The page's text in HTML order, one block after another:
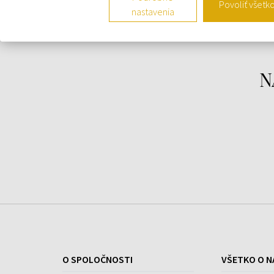
hruška, list čiernych ríbezlí, pivónia
pralinka, tonka bean, jazmín
Základ:pižmo, santalové drevo, vanilka, jantár
O SPOLOČNOSTI VŠETKO O
nastavenia
Povoliť